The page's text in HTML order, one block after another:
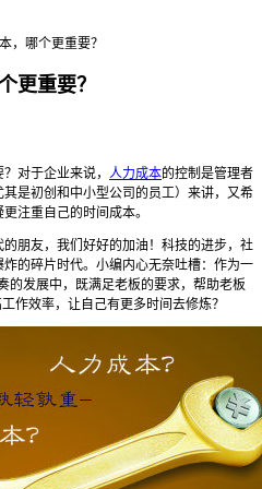
，哪个更重要？
更重要？
对于企业来说， 人力成本的控制是管理者
是初创和中小型公司的员工）来讲，又希
注重自己的时间成本。
朋友，我们好好的加油！科技的进步，社
的碎片时代。小编内心无奈吐槽：作为一
的发展中，既满足老板的要求，帮助老板
作效率，让自己有更多时间去修炼？